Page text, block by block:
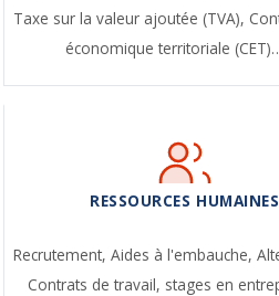
Taxe sur la valeur ajoutée (TVA),
économique territoriale
RESSOURCES HUMAINES
Recrutement,Aides à l'embauche,
Contrats de travail, stages en